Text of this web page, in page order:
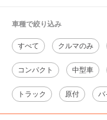
車種で絞り込み
すべて クルマのみ
コンパクト 中型車
トラック 原付 バ